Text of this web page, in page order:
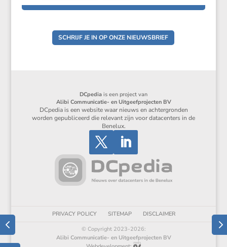
SCHRIJF JE IN OP ONZE NIEUWSBRIEF
DCpedia is een project van
Alibi Communicatie- en Uitgeefprojecten BV
DCpedia is een website waar nieuws en achtergronden
worden gepubliceerd die relevant zijn voor datacenters in de
Benelux.
PRIVACY POLICY SITEMAP
DISCLAIMER
© Copyright 2023-2026:
Alibi Communicatie- en Uitgeefprojecten BV